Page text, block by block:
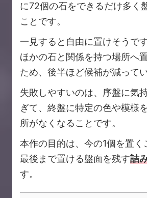
に72個の石をできるだけ多く
ことです。
一見すると自由に置けそうで
ほかの石と関係を持つ場所へ
ため、後半ほど候補が減ってい
失敗しやすいのは、序盤に気
ぎて、終盤に特定の色や模様
所がなくなることです。
本作の目的は、今の1個を置く
最後まで置ける盤面を残す詰
す。